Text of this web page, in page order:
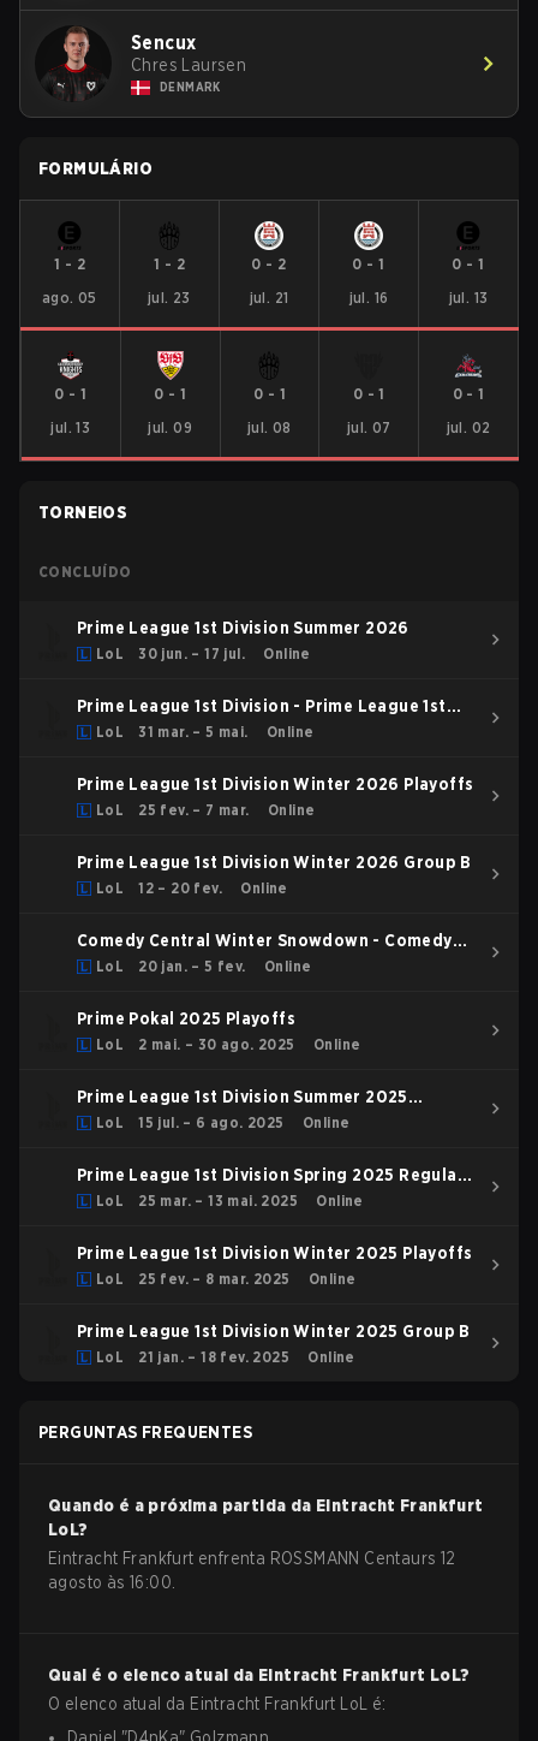
Sencux
Chres Laursen
DENMARK
FORMULÁRIO
1 - 2
ago. 05
1 - 2
jul. 23
0 - 2
jul. 21
0 -1
jul. 16
0 -1
jul. 13
0 - 1
jul. 13
0 - 1
jul. 09
0 - 1
jul. 08
0 -1
jul. 07
0-1
jul. 02
TORNEIOS
CONCLUÍDO
Prime League 1st Division Summer 2026
LoL 30 jun. – 17 jul. Online
Prime League 1st Division - Prime League 1st
Division Spring 2026
LoL 31 mar. – 5 mai. Online
Prime League 1st Division Winter 2026 Playoffs
LoL 25 fev. – 7 mar. Online
Prime League 1st Division Winter 2026 Group B
LoL 12 – 20 fev. Online
Comedy Central Winter Snowdown - Comedy
Central Winter Snowdown 2026
LoL 20 jan. – 5 fev. Online
Prime Pokal 2025 Playoffs
LoL 2 mai. – 30 ago. 2025 Online
Prime League 1st Division Summer 2025
Regular Season
LoL 15 jul. – 6 ago. 2025 Online
Prime League 1st Division Spring 2025 Regular
Season
LoL 25 mar. – 13 mai. 2025 Online
Prime League 1st Division Winter 2025 Playoffs
LoL 25 fev. – 8 mar. 2025 Online
Prime League 1st Division Winter 2025 Group B
LoL 21 jan. – 18 fev. 2025 Online
PERGUNTAS FREQUENTES
Quando é a próxima partida da Eintracht Frankfurt
LoL?
Eintracht Frankfurt enfrenta ROSSMANN Centaurs 12
agosto às 16:00.
Qual é o elenco atual da Eintracht Frankfurt LoL?
O elenco atual da Eintracht Frankfurt LoL
é: